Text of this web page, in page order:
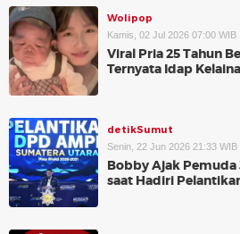
Wolipop
Kamis, 02 Jul 2026 07:00 WIB
Viral Pria 25 Tahun
Ternyata Idap
detikSumut
Senin, 22 Jun 2026 21:33 WIB
Bobby Ajak
saat Hadiri